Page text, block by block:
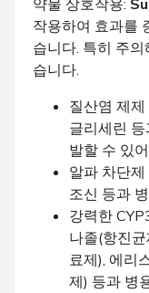
약물 상호작용:
작용하여 효과를
습니다. 특히 주
습니다.
질산염 제
글리세린
발할 수 있
알파 차단
조신 등과
강력한
나졸(항진
료제), 에리
제) 등과 병